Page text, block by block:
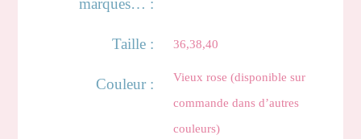
marques… :
Taille : 36,38,40
Couleur :
Vieux rose (disponible sur
commande dans d’autres
couleurs)